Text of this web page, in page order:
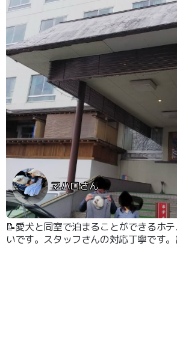
マハロさん
📝愛犬と同室で泊まることができるホ
いです。スタッフさんの対応丁寧です